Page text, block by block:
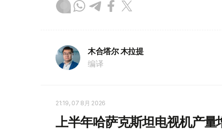
木合塔尔 木拉提
编译
21:19, 07 8月 2026
上半年哈萨克斯坦电视机产量